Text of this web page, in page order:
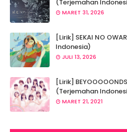
(Terjemahan
MARET 31, 2026
[Lirik] SEKAI NO
Indonesia)
JULI 13, 2026
[Lirik]
(Terjemahan
MARET 21, 2021